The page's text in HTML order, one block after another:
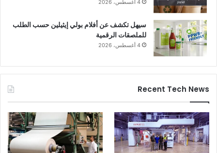
4 أغسطس، 2026
سيهل تكشف عن أفلام بولي إيثيلين حسب الطلب
للملصقات الرقمية
4 أغسطس، 2026
Recent Tech News